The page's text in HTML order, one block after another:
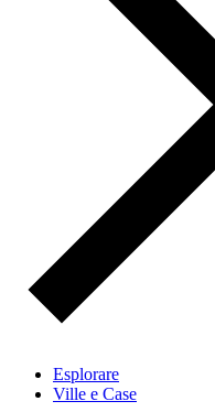
Esplorare
Ville e Case